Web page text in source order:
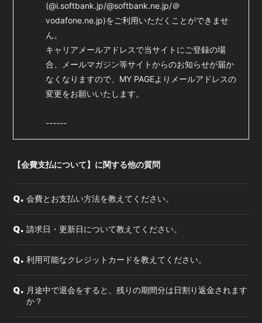
(@i.softbank.jp/@softbank.ne.jp/＠
vodafone.ne.jp)をご利用いただくことができませ
ん。
キャリアメールアドレスで当サイトにご登録の場
合、メールマガジン等サイトからのお知らせが届か
なくなりますので、MY PAGEよりメールアドレスの
変更をお願いいたします。
------
【会費支払について】に関する他の質問
Q. 会費とお支払い方法を教えてください。
Q. 請求日・更新日について教えてください。
Q. 利用可能なクレジットカードを教えてください。
Q. 月途中で退会をすると、残りの期間分は日割り返金されます
か？